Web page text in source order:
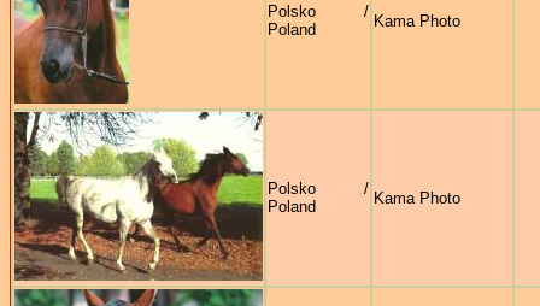
Polsko /
Poland
Kama Photo
Polsko /
Poland
Kama Photo